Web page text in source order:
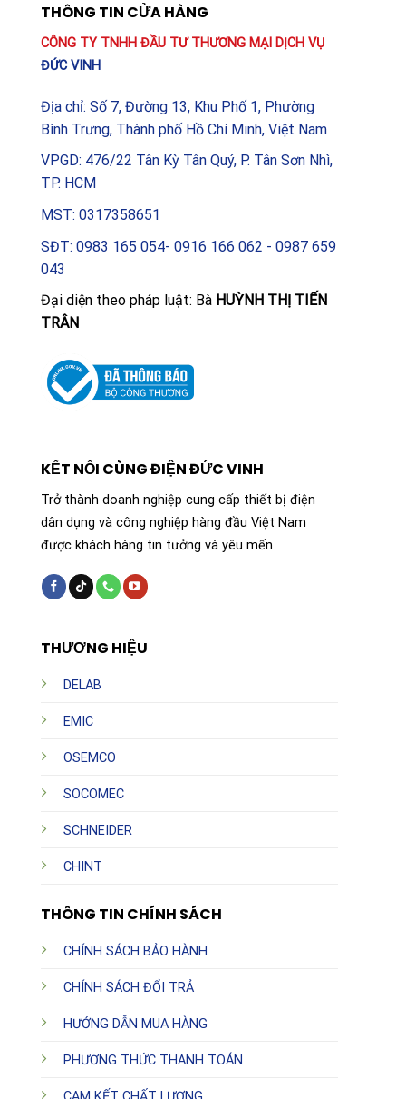
THÔNG TIN CỬA HÀNG
CÔNG TY TNHH ĐẦU TƯ THƯƠNG MẠI DỊCH VỤ
ĐỨC VINH
Địa chỉ: Số 7, Đường 13, Khu Phố 1, Phường
Bình Trưng, Thành phố Hồ Chí Minh, Việt Nam
VPGD: 476/22 Tân Kỳ Tân Quý, P. Tân Sơn Nhì,
TP. HCM
MST: 0317358651
SĐT: 0983 165 054- 0916 166 062 - 0987 659
043
Đại diện theo pháp luật: Bà HUỲNH THỊ TIẾN
TRÂN
THƯƠNG HIỆU
DELAB
EMIC
OSEMCO
SOCOMEC
SCHNEIDER
CHINT
THÔNG TIN CHÍNH SÁCH
CHÍNH SÁCH BẢO HÀNH
CHÍNH SÁCH ĐỔI TRẢ
HƯỚNG DẪN MUA HÀNG
PHƯƠNG THỨC THANH TOÁN
KẾT NỐI CÙNG ĐIỆN ĐỨC VINH
Trở thành doanh nghiệp cung cấp thiết bị điện
dân dụng và công nghiệp hàng đầu Việt Nam
được khách hàng tin tưởng và yêu mến